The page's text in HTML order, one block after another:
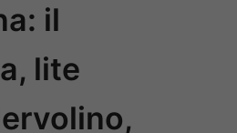
il
lite